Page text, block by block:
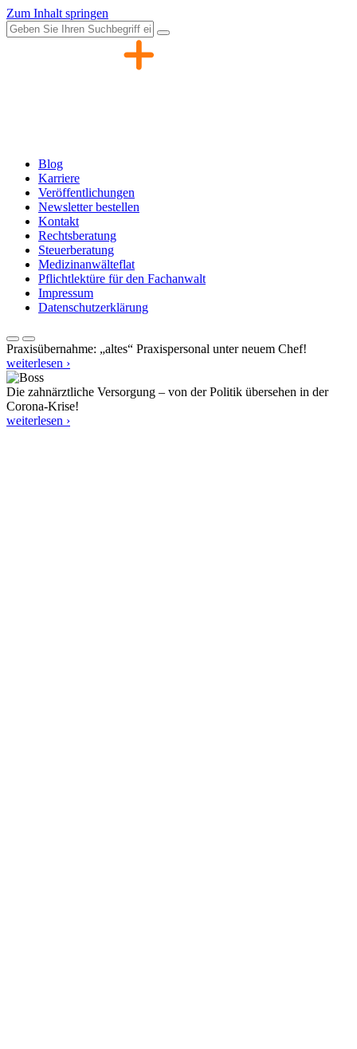
Zum Inhalt springen
Blog
Karriere
Veröffentlichungen
Newsletter bestellen
Kontakt
Rechtsberatung
Steuerberatung
Medizinanwälteflat
Pflichtlektüre für den Fachanwalt
Impressum
Datenschutzerklärung
Praxisübernahme: „altes“ Praxispersonal unter neuem Chef!
weiterlesen ›
Die zahnärztliche Versorgung – von der Politik übersehen in der
Corona-Krise!
weiterlesen ›